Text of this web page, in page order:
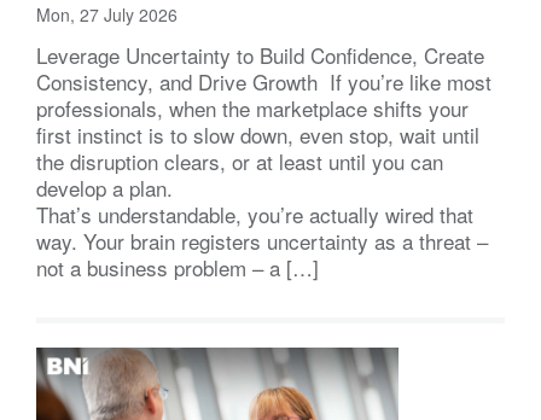
Mon, 27 July 2026
Leverage Uncertainty to Build Confidence, Create
Consistency, and Drive Growth If you’re like most
professionals, when the marketplace shifts your
first instinct is to slow down, even stop, wait until
the disruption clears, or at least until you can
develop a plan.
That’s understandable, you’re actually wired that
way. Your brain registers uncertainty as a threat –
not a business problem – a […]